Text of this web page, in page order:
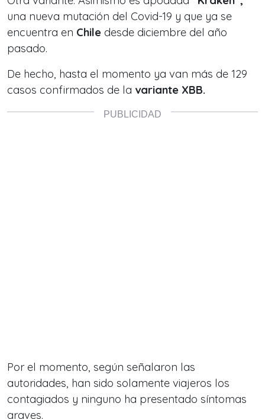
una nueva mutación del Covid-19 y que ya se
encuentra en Chile desde diciembre del año
pasado.
De hecho, hasta el momento ya van más de 129
casos confirmados de la variante XBB.
Por el momento, según señalaron las
autoridades, han sido solamente viajeros los
contagiados y ninguno ha presentado síntomas
graves.